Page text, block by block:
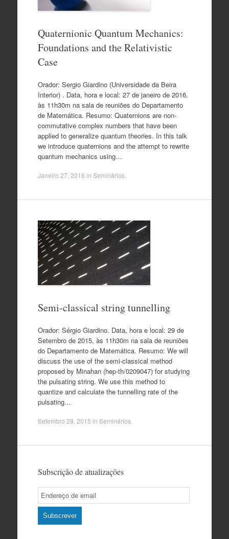
Quaternionic Quantum Mechanics:
Foundations and the Relativistic
Case
Orador: Sergio Giardino (Universidade da Beira
Interior) . Data, hora e local: 27 de janeiro de 2016,
às 11h30m na sala de reuniões do Departamento
de Matemática. Resumo: Quaternions are non-
commutative complex numbers that have been
applied to generalize quantum theories. In this talk
we introduce quaternions and the attempt to rewrite
quantum mechanics using…
Janeiro 27, 2016 in Seminários.
Semi-classical string tunnelling
Orador: Sérgio Giardino. Data, hora e local: 29 de
Setembro de 2015, às 11h30m na sala de reuniões
do Departamento de Matemática. Resumo: We will
discuss the use of the semi-classical method
proposed by Minahan (hep-th/0209047) for studying
the pulsating string. We use this method to
quantize and calculate the tunnelling rate of the
pulsating…
Setembro 28, 2015 in Seminários.
Subscrição de atualizações
Email
Subscription
Subscrever